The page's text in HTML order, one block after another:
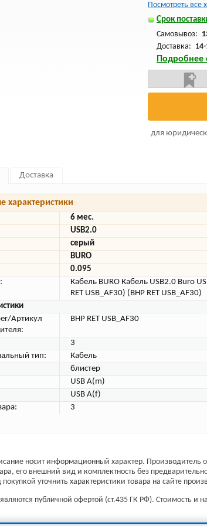
Посмотреть все
Срок
Самовывоз:
Доставка:
Подробнее
для
Доставка
характеристики
6 мес.
USB2.0
серый
BURO
0.095
Кабель BURO Кабель USB2.0 Buro
RET USB_AF30) (BHP RET USB_AF30)
Артикул
BHP RET USB_AF30
3
тип:
Кабель
блистер
USB A(m)
USB A(f)
3
носит информационный характер. Производитель
его внешний вид и комплектность без
уточнить характеристики товара на сайте
публичной офертой (ст.435 ГК РФ). Стоимость и